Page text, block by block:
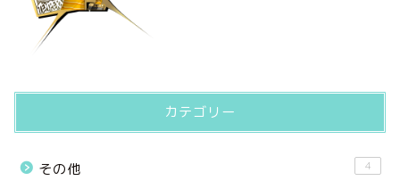
カテゴリー
その他 4